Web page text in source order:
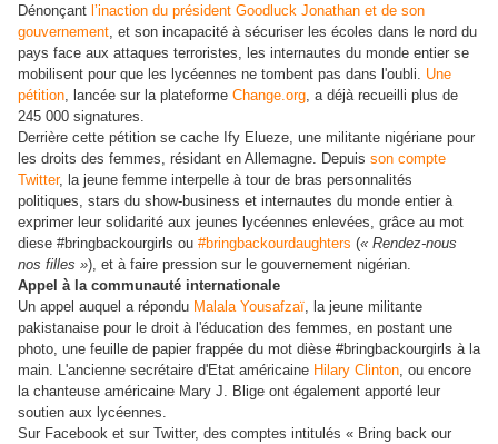
Dénonçant l’inaction du président Goodluck Jonathan et de son
gouvernement, et son incapacité à sécuriser les écoles dans le nord du
pays face aux attaques terroristes, les internautes du monde entier se
mobilisent pour que les lycéennes ne tombent pas dans l'oubli. Une
pétition, lancée sur la plateforme Change.org, a déjà recueilli plus de
245 000 signatures.
Derrière cette pétition se cache Ify Elueze, une militante nigériane pour
les droits des femmes, résidant en Allemagne. Depuis son compte
Twitter, la jeune femme interpelle à tour de bras personnalités
politiques, stars du show-business et internautes du monde entier à
exprimer leur solidarité aux jeunes lycéennes enlevées, grâce au mot
diese #bringbackourgirls ou #bringbackourdaughters (« Rendez-nous
nos filles »), et à faire pression sur le gouvernement nigérian.
Appel à la communauté internationale
Un appel auquel a répondu Malala Yousafzaï, la jeune militante
pakistanaise pour le droit à l'éducation des femmes, en postant une
photo, une feuille de papier frappée du mot dièse #bringbackourgirls à la
main. L'ancienne secrétaire d'Etat américaine Hilary Clinton, ou encore
la chanteuse américaine Mary J. Blige ont également apporté leur
soutien aux lycéennes.
Sur Facebook et sur Twitter, des comptes intitulés « Bring back our